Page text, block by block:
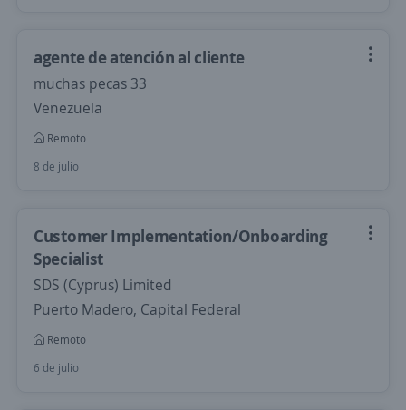
agente de atención al cliente
muchas pecas 33
Venezuela
Remoto
8 de julio
Customer Implementation/Onboarding
Specialist
SDS (Cyprus) Limited
Puerto Madero, Capital Federal
Remoto
6 de julio